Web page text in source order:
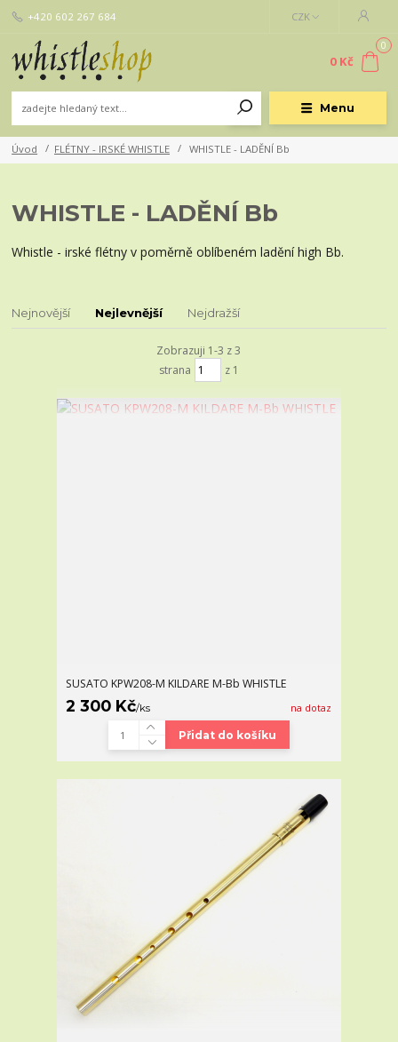
Menu
CZK
+420 602 267 684
0
0 Kč
Úvod FLÉTNY - IRSKÉ WHISTLE WHISTLE - LADĚNÍ Bb
WHISTLE - LADĚNÍ Bb
Whistle - irské flétny v poměrně oblíbeném ladění high Bb.
Nejnovější Nejlevnější Nejdražší
Zobrazuji 1-3 z 3
strana
z 1
SUSATO KPW208-M KILDARE M-Bb WHISTLE
2 300 Kč/ks na dotaz
Přidat do košíku